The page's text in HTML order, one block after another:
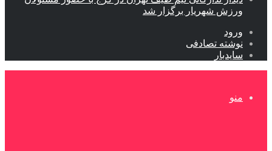
ورزش شهریار برگزار شد
ورود
نوشته تصادفی
سایدبار
منو